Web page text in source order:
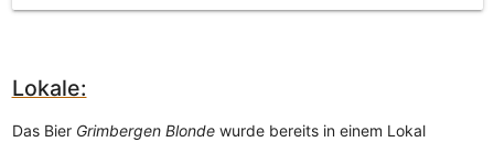
Lokale:
Das Bier Grimbergen Blondewurde bereits in einem Lokal